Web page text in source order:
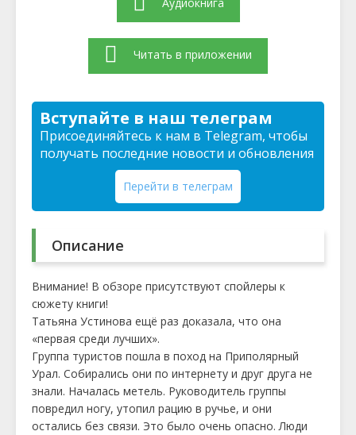
Читать в приложении
Вступайте в наш телеграм
Присоединяйтесь к нам в Telegram, чтобы
получать последние новости и обновления
Перейти в телеграм
Описание
Внимание! В обзоре присутствуют спойлеры к
сюжету книги!
Татьяна Устинова ещё раз доказала, что она
«первая среди лучших».
Группа туристов пошла в поход на Приполярный
Урал. Собирались они по интернету и друг друга не
знали. Началась метель. Руководитель группы
повредил ногу, утопил рацию в ручье, и они
остались без связи. Это было очень опасно. Люди